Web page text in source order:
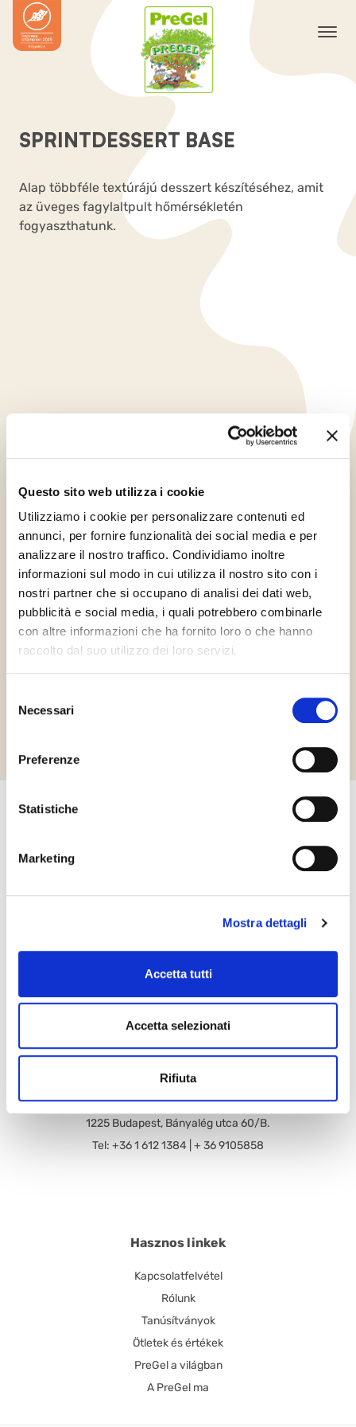
Questo sito web utilizza i cookie
Utilizziamo i cookie per personalizzare contenuti ed
annunci, per fornire funzionalità dei social media e per
analizzare il nostro traffico. Condividiamo inoltre
informazioni sul modo in cui utilizza il nostro sito con i
nostri partner che si occupano di analisi dei dati web,
pubblicità e social media, i quali potrebbero combinarle
con altre informazioni che ha fornito loro o che hanno
raccolto dal suo utilizzo dei loro servizi.
delNecessari
Preferenze
Statistiche
Marketing
Mostra dettagli
Accetta tutti
Accetta selezionati
Rifiuta
SPRINTDESSERT BASE
Alap többféle textúrájú desszert készítéséhez, amit
az üveges fagylaltpult hőmérsékletén
fogyaszthatunk.
Kód
64108
1225 Budapest, Bányalég utca 60/B.
Tel: +36 1 612 1384 | + 36 9105858
Hasznos linkek
Kapcsolatfelvétel
Rólunk
Tanúsítványok
Ötletek és értékek
PreGel a világban
A PreGel ma
Kérjük ne habozzon kapcsolatba lépni velünk! Érdeklődését
szeretettel várjuk a honlapon feltüntetett elérhetőségeken.